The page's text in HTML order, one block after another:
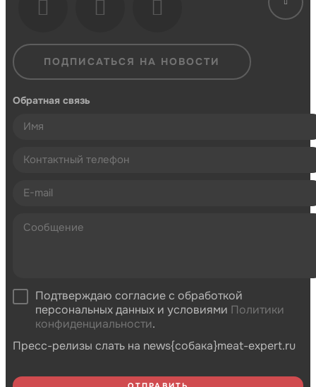
ПОДПИСАТЬСЯ НА НОВОСТИ
Обратная связь
Подтверждаю согласие с обработкой
персональных данных и условиями Политики
конфиденциальности.
Пресс-релизы слать на news{собака}meat-expert.ru